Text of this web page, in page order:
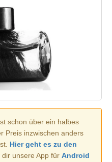
schon über ein halbes
Preis inzwischen anders
Hier geht es zu den
dir unsere App für Android